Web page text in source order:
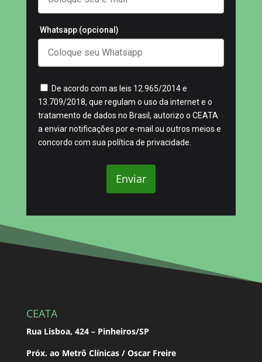
Whatsapp (opcional)
De acordo com as leis 12.965/2014 e
13.709/2018, que regulam o uso da internet e o
tratamento de dados no Brasil, autorizo o CEATA
a enviar notificações por e-mail ou outros meios e
concordo com sua política de privacidade.
Enviar
CEATA
Rua Lisboa, 424 – Pinheiros/SP
Próx. ao Metrô Clínicas / Oscar Freire